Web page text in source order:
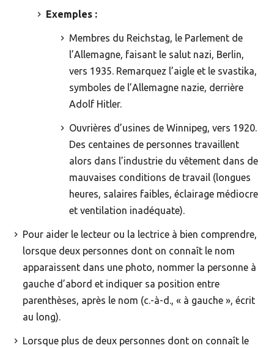
Exemples :
Membres du Reichstag, le Parlement de
l’Allemagne, faisant le salut nazi, Berlin,
vers 1935. Remarquez l’aigle et le svastika,
symboles de l’Allemagne nazie, derrière
Adolf Hitler.
Ouvrières d’usines de Winnipeg, vers 1920.
Des centaines de personnes travaillent
alors dans l’industrie du vêtement dans de
mauvaises conditions de travail (longues
heures, salaires faibles, éclairage médiocre
et ventilation inadéquate).
Pour aider le lecteur ou la lectrice à bien comprendre,
lorsque deux personnes dont on connaît le nom
apparaissent dans une photo, nommer la personne à
gauche d’abord et indiquer sa position entre
parenthèses, après le nom (c.-à-d., « à gauche », écrit
au long).
Lorsque plus de deux personnes dont on connaît le